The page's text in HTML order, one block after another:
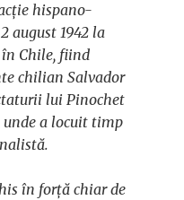
hispano-
august 1942 la
Chile, fiind
chilian Salvador
lui Pinochet
unde a locuit timp
în forță chiar de